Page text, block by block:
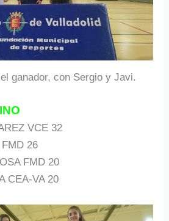
ganador, con Sergio y Javi.
VCE 32
26
FMD 20
CEA-VA 20